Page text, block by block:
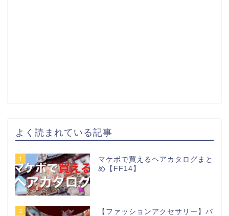
よく読まれている記事
1
マケボで買えるヘアカタログまと
め【FF14】
2
【ファッションアクセサリー】パ